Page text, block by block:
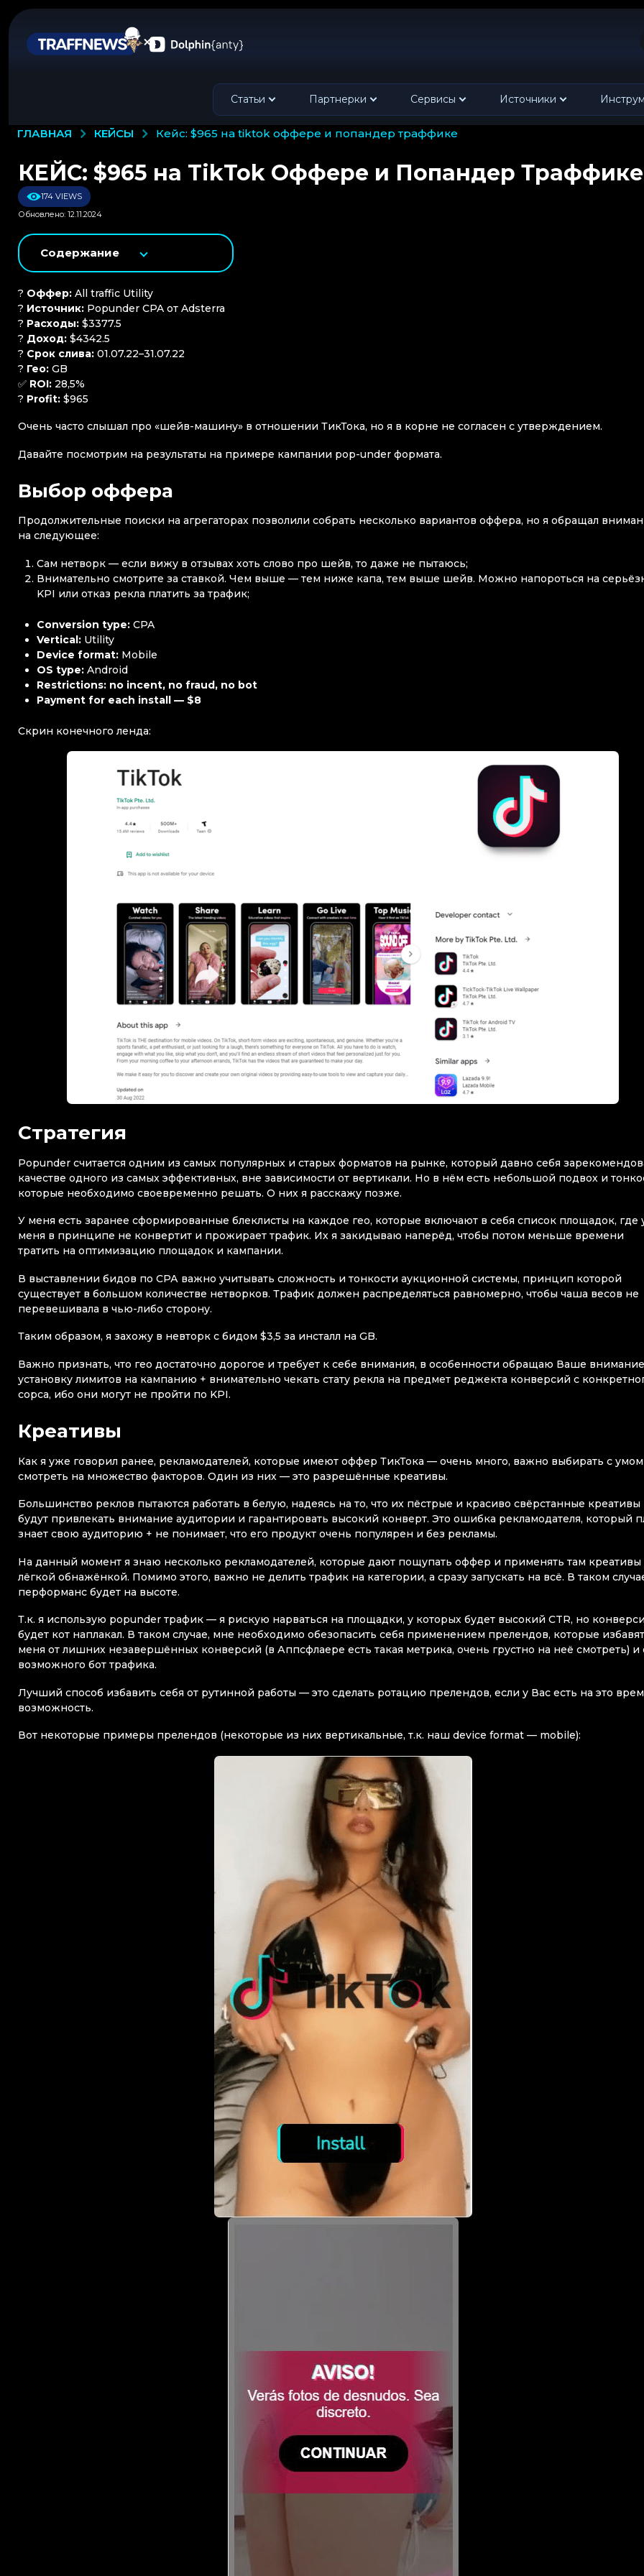
Статьи Партнерки Сервисы Источники
ГЛАВНАЯ КЕЙСЫ кейс: $965 на tiktok оффере и попандер траффике
КЕЙС: $965 на TikTok Оффере и Попандер Траффике
174 VIEWS
Обновлено: 12.11.2024
Содержание
? Оффер: All traffic Utility
? Источник: Popunder CPA от Adsterra
? Расходы: $3377.5
? Доход: $4342.5
? Срок слива: 01.07.22–31.07.22
? Гео: GB
✅ ROI: 28,5%
? Profit: $965
Очень часто слышал про «шейв-машину» в отношении ТикТока, но я в корне не согласен с утверждением.
Давайте посмотрим на результаты на примере кампании pop-under формата.
Выбор оффера
Продолжительные поиски на агрегаторах позволили собрать несколько вариантов оффера, но я обращал
на следующее:
Сам нетворк — если вижу в отзывах хоть слово про шейв, то даже не пытаюсь;
Внимательно смотрите за ставкой. Чем выше — тем ниже капа, тем выше шейв. Можно напороться на
KPI или отказ рекла платить за трафик;
Conversion type: CPA
Vertical: Utility
Device format: Mobile
OS type: Android
Restrictions: no incent, no fraud, no bot
Payment for each install — $8
Скрин конечного ленда:
Стратегия
Popunder считается одним из самых популярных и старых форматов на рынке, который давно себя
качестве одного из самых эффективных, вне зависимости от вертикали. Но в нём есть небольшой подвох и
которые необходимо своевременно решать. О них я расскажу позже.
У меня есть заранее сформированные блеклисты на каждое гео, которые включают в себя список площадок, где
меня в принципе не конвертит и прожирает трафик. Их я закидываю наперёд, чтобы потом меньше времени
тратить на оптимизацию площадок и кампании.
В выставлении бидов по СРА важно учитывать сложность и тонкости аукционной системы, принцип которой
существует в большом количестве нетворков. Трафик должен распределяться равномерно, чтобы чаша весов не
перевешивала в чью-либо сторону.
Таким образом, я захожу в невторк с бидом $3,5 за инсталл на GB.
Важно признать, что гео достаточно дорогое и требует к себе внимания, в особенности обращаю Ваше внимание
установку лимитов на кампанию + внимательно чекать стату рекла на предмет реджекта конверсий с
сорса, ибо они могут не пройти по KPI.
Креативы
Как я уже говорил ранее, рекламодателей, которые имеют оффер ТикТока — очень много, важно выбирать с
смотреть на множество факторов. Один из них — это разрешённые креативы.
Большинство реклов пытаются работать в белую, надеясь на то, что их пёстрые и красиво свёрстанные креативы
будут привлекать внимание аудитории и гарантировать высокий конверт. Это ошибка рекламодателя, который
знает свою аудиторию + не понимает, что его продукт очень популярен и без рекламы.
На данный момент я знаю несколько рекламодателей, которые дают пощупать оффер и применять там креативы
лёгкой обнажёнкой. Помимо этого, важно не делить трафик на категории, а сразу запускать на всё. В таком
перформанс будет на высоте.
Т.к. я использую popunder трафик — я рискую нарваться на площадки, у которых будет высокий CTR, но
будет кот наплакал. В таком случае, мне необходимо обезопасить себя применением прелендов, которые избавят
меня от лишних незавершённых конверсий (в Аппсфлаере есть такая метрика, очень грустно на неё смотреть) и
возможного бот трафика.
Лучший способ избавить себя от рутинной работы — это сделать ротацию прелендов, если у Вас есть на это
возможность.
Вот некоторые примеры прелендов (некоторые из них вертикальные, т.к. наш device format — mobile):